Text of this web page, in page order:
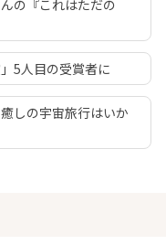
の『これはただの
5人目の受賞者に
しの宇宙旅行はいか